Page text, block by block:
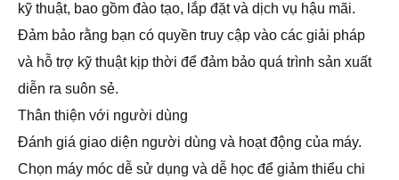
kỹ thuật, bao gồm đào tạo, lắp đặt và dịch vụ hậu mãi.
Đảm bảo rằng bạn có quyền truy cập vào các giải pháp
và hỗ trợ kỹ thuật kịp thời để đảm bảo quá trình sản xuất
diễn ra suôn sẻ.
Thân thiện với người dùng
Đánh giá giao diện người dùng và hoạt động của máy.
Chọn máy móc dễ sử dụng và dễ học để giảm thiểu chi